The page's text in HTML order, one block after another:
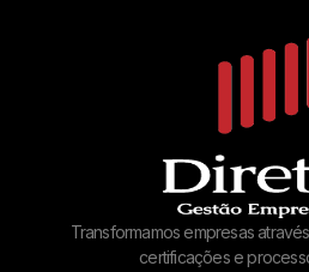
Transformamos empresas
certificações e